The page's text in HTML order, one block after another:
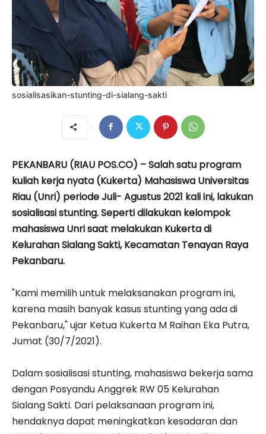
sosialisasikan-stunting-di-sialang-sakti
PEKANBARU (RIAU POS.CO) – Salah satu program
kuliah kerja nyata (Kukerta) Mahasiswa Universitas
Riau (Unri) periode Juli- Agustus 2021 kali ini, lakukan
sosialisasi stunting. Seperti dilakukan kelompok
mahasiswa Unri saat melakukan Kukerta di
Kelurahan Sialang Sakti, Kecamatan Tenayan Raya
Pekanbaru.
"Kami memilih untuk melaksanakan program ini,
karena masih banyak kasus stunting yang ada di
Pekanbaru," ujar Ketua Kukerta M Raihan Eka Putra,
Jumat (30/7/2021).
Dalam sosialisasi stunting, mahasiswa bekerja sama
dengan Posyandu Anggrek RW 05 Kelurahan
Sialang Sakti. Dari pelaksanaan program ini,
hendaknya dapat meningkatkan kesadaran dan